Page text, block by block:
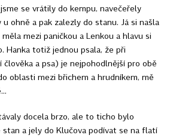
se vrátily do kempu, navečeřely
ohně a pak zalezly do stanu. Já si našla
mezi paničkou a Lenkou a hlavu si
Hanka totiž jednou psala, že při
a psa) je nejpohodlnější pro obě
oblasti mezi břichem a hrudníkem, mě
docela brzo, ale to ticho bylo
stan a jely do Klučova podívat se na flatí